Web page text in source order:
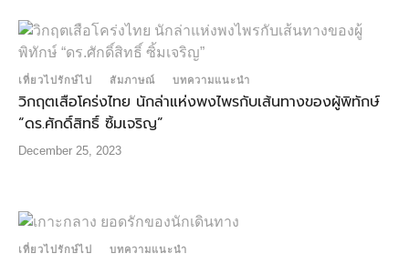
เที่ยวไปรักษ์ไป สัมภาษณ์ บทความแนะนำ
วิกฤตเสือโคร่งไทย นักล่าแห่งพงไพรกับเส้นทางของผู้พิทักษ์
“ดร.ศักดิ์สิทธิ์ ซิ้มเจริญ”
December 25, 2023
เที่ยวไปรักษ์ไป บทความแนะนำ